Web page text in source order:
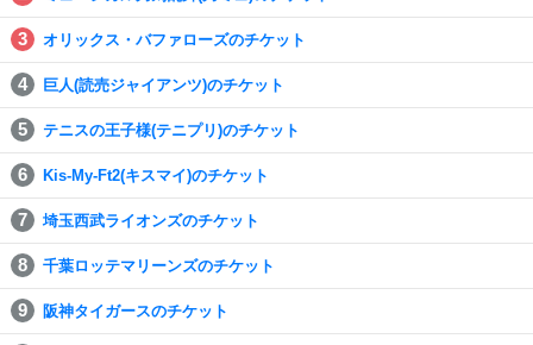
オリックス・バファローズのチケット
巨人(読売ジャイアンツ)のチケット
テニスの王子様(テニプリ)のチケット
Kis-My-Ft2(キスマイ)のチケット
埼玉西武ライオンズのチケット
千葉ロッテマリーンズのチケット
阪神タイガースのチケット